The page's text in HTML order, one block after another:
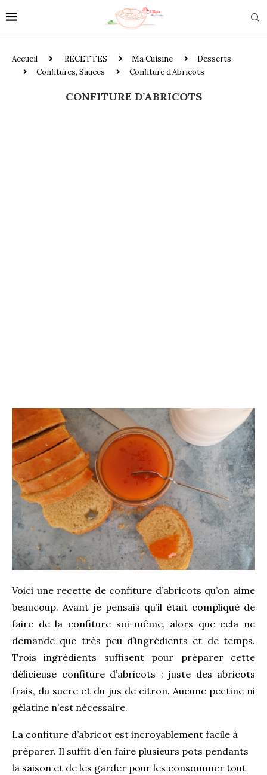
Accueil RECETTES Ma Cuisine
Desserts
Confitures, Sauces
Confiture d’Abricots
CONFITURE D’ABRICOTS
Voici une recette de confiture d’abricots qu’on aime
beaucoup. Avant je pensais qu’il était compliqué de
faire de la confiture soi-même, alors que cela ne
demande que très peu d’ingrédients et de temps.
Trois ingrédients suffisent pour préparer cette
délicieuse confiture d’abricots : juste des abricots
frais, du sucre et du jus de citron. Aucune pectine ni
gélatine n’est nécessaire.
La confiture d’abricot est incroyablement facile à
préparer. Il suffit d’en faire plusieurs pots pendants
la saison et de les garder pour les consommer tout